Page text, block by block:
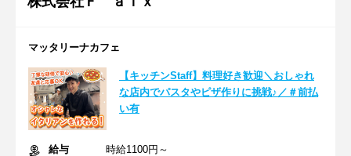
マッタリーナカフェ
【キッチンStaff】料理好き歓迎＼おしゃれ
な店内でパスタやピザ作りに挑戦♪／＃前払
い有
給与
時給1100円～